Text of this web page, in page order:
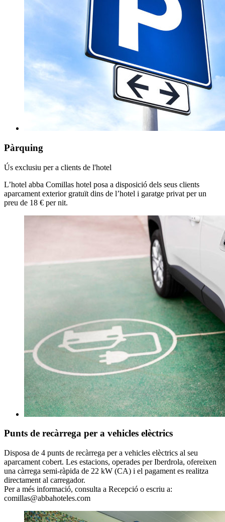
Pàrquing
Ús exclusiu per a clients de l'hotel
L’hotel abba Comillas hotel posa a disposició dels seus clients
aparcament exterior gratuït dins de l’hotel i garatge privat per un
preu de 18 € per nit.
Punts de recàrrega per a vehicles elèctrics
Disposa de 4 punts de recàrrega per a vehicles elèctrics al seu
aparcament cobert. Les estacions, operades per Iberdrola, ofereixen
una càrrega semi-ràpida de 22 kW (CA) i el pagament es realitza
directament al carregador.
Per a més informació, consulta a Recepció o escriu a:
comillas@abbahoteles.com